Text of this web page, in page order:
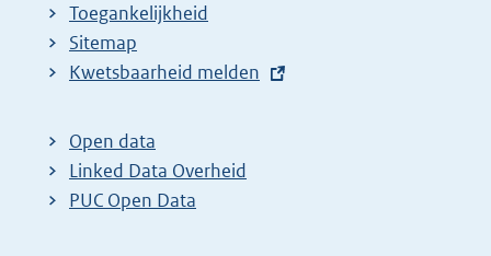
Toegankelijkheid
Sitemap
E
t
e
r
Kwetsbaarheid melden
Open data
Linked Data Overheid
PUC Open Data